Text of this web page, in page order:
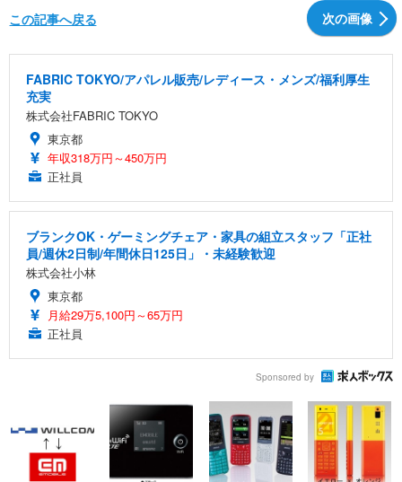
次の画像
この記事へ戻る
FABRIC TOKYO/アパレル販売/レディース・メンズ/福利厚生
充実
株式会社FABRIC TOKYO
東京都
年収318万円～450万円
正社員
ブランクOK・ゲーミングチェア・家具の組立スタッフ「正社
員/週休2日制/年間休日125日」・未経験歓迎
株式会社小林
東京都
月給29万5,100円～65万円
正社員
Sponsored by